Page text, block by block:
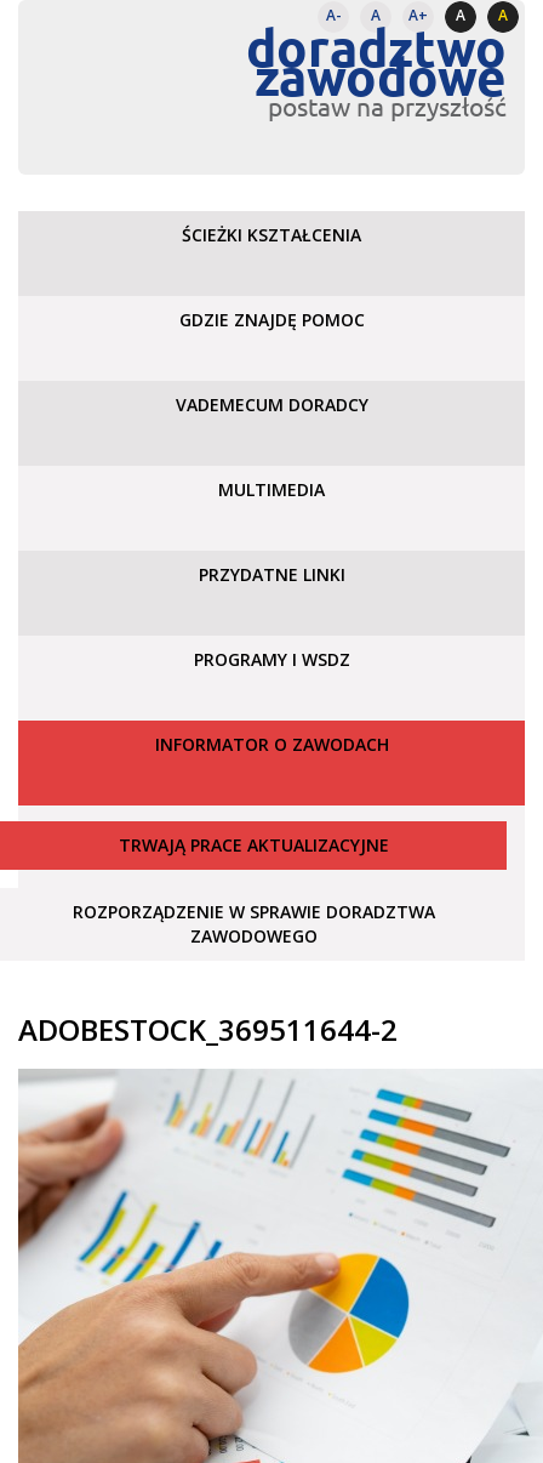
A- A A+ A A
doradztwo
zawodowe
postaw na przyszłość
ŚCIEŻKI KSZTAŁCENIA
GDZIE ZNAJDĘ POMOC
VADEMECUM DORADCY
MULTIMEDIA
PRZYDATNE LINKI
PROGRAMY I WSDZ
INFORMATOR O ZAWODACH
TRWAJĄ PRACE AKTUALIZACYJNE
ROZPORZĄDZENIE W SPRAWIE DORADZTWA
ZAWODOWEGO
ADOBESTOCK_369511644-2